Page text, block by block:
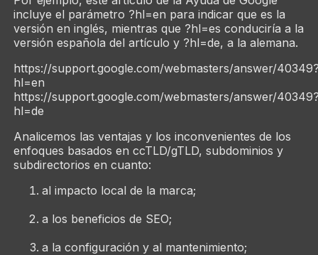
incluye el parámetro ?hl=en para indicar que es la
versión en inglés, mientras que ?hl=es conduciría a la
versión española del artículo y ?hl=de, a la alemana.
https://support.google.com/webmasters/answer/
hl=en
https://support.google.com/webmasters/answer/
hl=de
Analicemos las ventajas y los inconvenientes de los
enfoques basados en ccTLD/gTLD, subdominios y
subdirectorios en cuanto:
al impacto local de la marca;
a los beneficios de SEO;
a la configuración y al mantenimiento;